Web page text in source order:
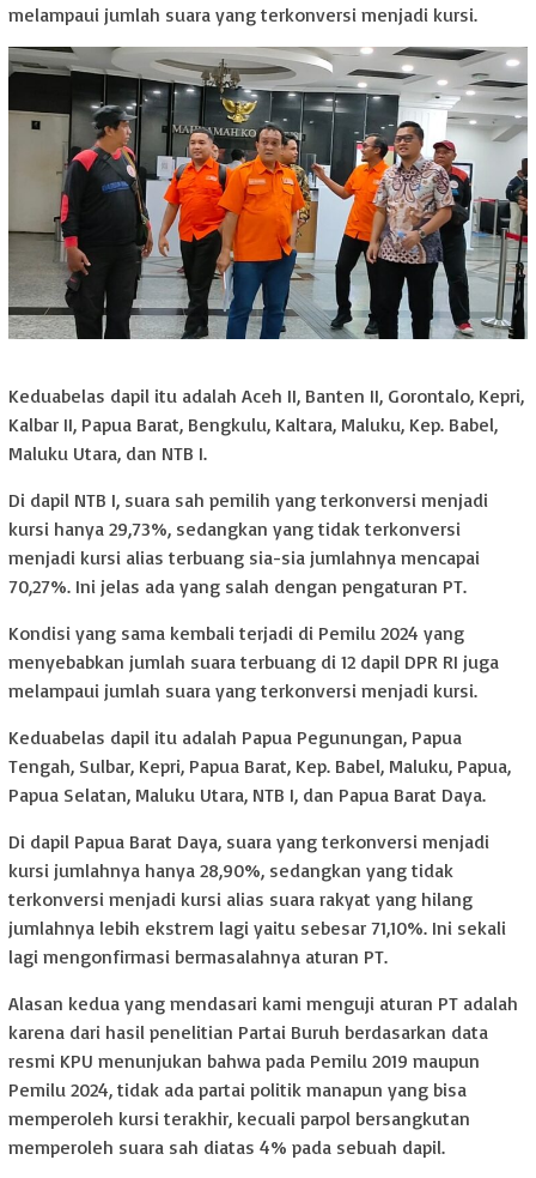
melampaui jumlah suara yang terkonversi menjadi kursi.
Keduabelas dapil itu adalah Aceh II, Banten II, Gorontalo, Kepri,
Kalbar II, Papua Barat, Bengkulu, Kaltara, Maluku, Kep. Babel,
Maluku Utara, dan NTB I.
Di dapil NTB I, suara sah pemilih yang terkonversi menjadi
kursi hanya 29,73%, sedangkan yang tidak terkonversi
menjadi kursi alias terbuang sia-sia jumlahnya mencapai
70,27%. Ini jelas ada yang salah dengan pengaturan PT.
Kondisi yang sama kembali terjadi di Pemilu 2024 yang
menyebabkan jumlah suara terbuang di 12 dapil DPR RI juga
melampaui jumlah suara yang terkonversi menjadi kursi.
Keduabelas dapil itu adalah Papua Pegunungan, Papua
Tengah, Sulbar, Kepri, Papua Barat, Kep. Babel, Maluku, Papua,
Papua Selatan, Maluku Utara, NTB I, dan Papua Barat Daya.
Di dapil Papua Barat Daya, suara yang terkonversi menjadi
kursi jumlahnya hanya 28,90%, sedangkan yang tidak
terkonversi menjadi kursi alias suara rakyat yang hilang
jumlahnya lebih ekstrem lagi yaitu sebesar 71,10%. Ini sekali
lagi mengonfirmasi bermasalahnya aturan PT.
Alasan kedua yang mendasari kami menguji aturan PT adalah
karena dari hasil penelitian Partai Buruh berdasarkan data
resmi KPU menunjukan bahwa pada Pemilu 2019 maupun
Pemilu 2024, tidak ada partai politik manapun yang bisa
memperoleh kursi terakhir, kecuali parpol bersangkutan
memperoleh suara sah diatas 4% pada sebuah dapil.